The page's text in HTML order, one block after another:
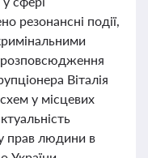
резонансні події,
Віталія
у місцевих
прав людини в